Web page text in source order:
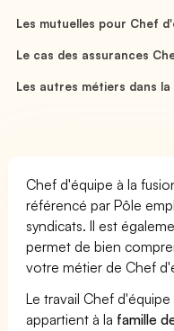
Les mutuelles pour Chef
Le cas des assurances
Les autres métiers dans la
Chef d'équipe à la
référencé par Pôle
syndicats. Il est
permet de bien
votre métier de Chef
Le travail Chef
appartient à la famille